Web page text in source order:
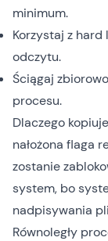
minimum.
Korzystaj z
odczytu.
Ściągaj
procesu.
Dlaczego
nałożona flaga
zostanie
system, bo
nadpisywania
Równoległy